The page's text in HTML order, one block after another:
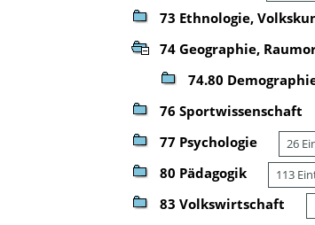
73 Ethnologie,
74 Geographie,
74.80
76 Sportwissenschaft
77 Psychologie 26
80 Pädagogik 113
83 Volkswirtschaft